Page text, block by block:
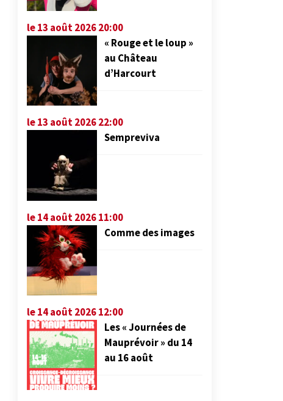
le 13 août 2026 20:00
« Rouge et le loup »
au Château
d’Harcourt
le 13 août 2026 22:00
Sempreviva
le 14 août 2026 11:00
Comme des images
le 14 août 2026 12:00
Les « Journées de
Mauprévoir » du 14
au 16 août